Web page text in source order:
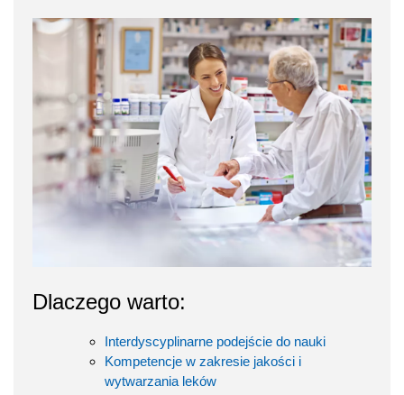
Dlaczego warto:
Interdyscyplinarne podejście do nauki
Kompetencje w zakresie jakości i
wytwarzania leków